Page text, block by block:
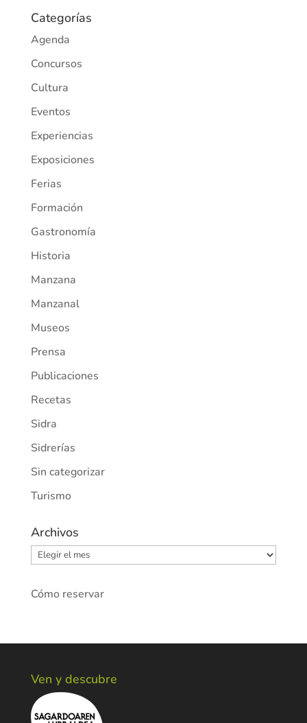
Categorías
Agenda
Concursos
Cultura
Eventos
Experiencias
Exposiciones
Ferias
Formación
Gastronomía
Historia
Manzana
Manzanal
Museos
Prensa
Publicaciones
Recetas
Sidra
Sidrerías
Sin categorizar
Turismo
Archivos
Archivos
Cómo reservar
Ven y descubre